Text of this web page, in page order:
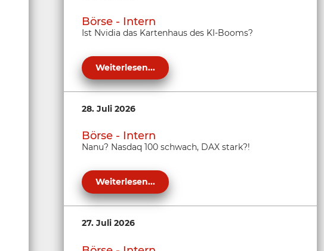
Börse - Intern
Ist Nvidia das Kartenhaus des KI-Booms?
Weiterlesen...
28. Juli 2026
Börse - Intern
Nanu? Nasdaq 100 schwach, DAX stark?!
Weiterlesen...
27. Juli 2026